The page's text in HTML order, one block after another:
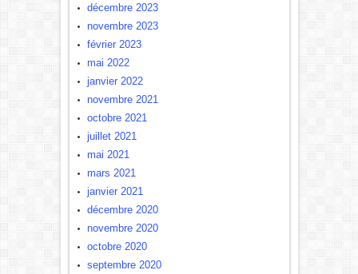
décembre 2023
novembre 2023
février 2023
mai 2022
janvier 2022
novembre 2021
octobre 2021
juillet 2021
mai 2021
mars 2021
janvier 2021
décembre 2020
novembre 2020
octobre 2020
septembre 2020